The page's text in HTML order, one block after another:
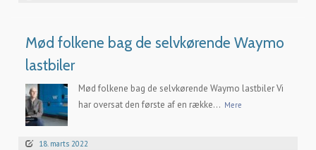
Mød folkene bag de selvkørende Waymo
lastbiler
Mød folkene bag de selvkørende Waymo lastbiler Vi
har oversat den første af en række... Mere
18. marts 2022